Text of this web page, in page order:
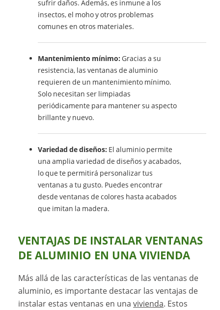
sufrir daños. Además, es inmune a los
insectos, el moho y otros problemas
comunes en otros materiales.
Mantenimiento mínimo: Gracias a su
resistencia, las ventanas de aluminio
requieren de un mantenimiento mínimo.
Solo necesitan ser limpiadas
periódicamente para mantener su aspecto
brillante y nuevo.
Variedad de diseños: El aluminio permite
una amplia variedad de diseños y acabados,
lo que te permitirá personalizar tus
ventanas a tu gusto. Puedes encontrar
desde ventanas de colores hasta acabados
que imitan la madera.
VENTAJAS DE INSTALAR VENTANAS
DE ALUMINIO EN UNA VIVIENDA
Más allá de las características de las ventanas de
aluminio, es importante destacar las ventajas de
instalar estas ventanas en unavivienda. Estos